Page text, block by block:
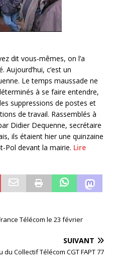
dit vous-mêmes, on l’a
Aujourd’hui, c’est un
Le temps maussade ne
à se faire entendre,
suppressions de postes et
de travail. Rassemblés à
Didier Dequenne, secrétaire
ils étaient hier une quinzaine
Pol devant la mairie. Lire
Télécom le 23 février
SUIVANT
Collectif Télécom CGT FAPT 77